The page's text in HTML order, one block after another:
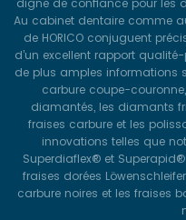
digne de confiance pour les
Au cabinet dentaire comme
de HORICO conjuguent
d’un excellent rapport
de plus amples informations
carbure coupe-
diamantés, les diamants
fraises carbure et les
innovations telles que
Superdiaflex® et
fraises dorées
carbure noires et les fraises